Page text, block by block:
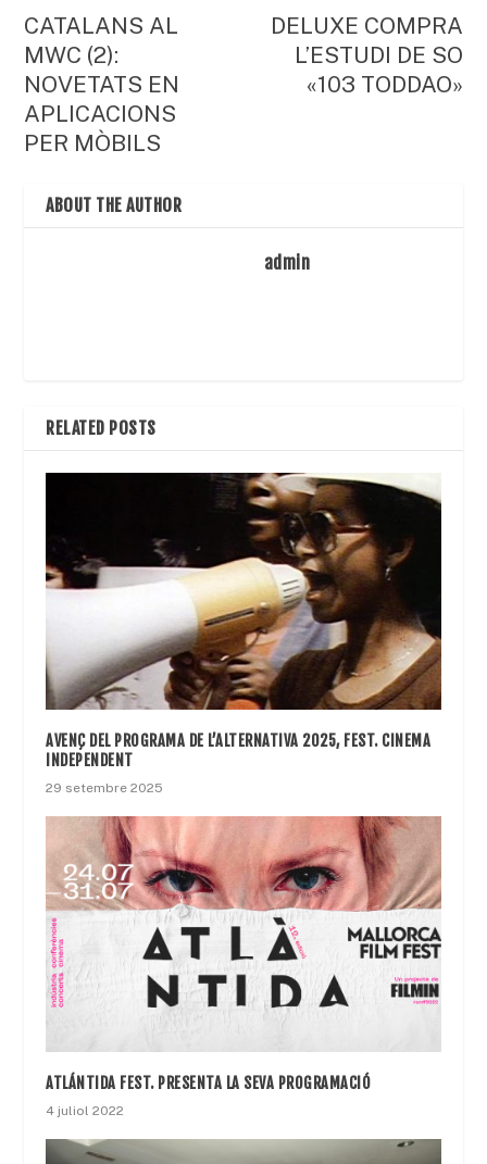
CATALANS AL
MWC (2):
NOVETATS EN
APLICACIONS
PER MÒBILS
DELUXE COMPRA
L’ESTUDI DE SO
«103 TODDAO»
ABOUT THE AUTHOR
admin
RELATED POSTS
AVENÇ DEL PROGRAMA DE L’ALTERNATIVA 2025, FEST. CINEMA
INDEPENDENT
29 setembre 2025
ATLÁNTIDA FEST. PRESENTA LA SEVA PROGRAMACIÓ
4 juliol 2022